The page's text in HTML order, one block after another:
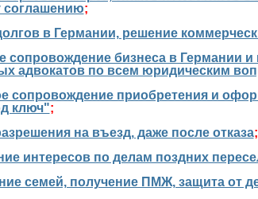
соглашению;
в Германии, решение
сопровождение бизнеса в Германии и
адвокатов по всем юридическим
сопровождение приобретения и
ключ";
на въезд, даже после отказа;
интересов по делам поздних
семей, получение ПМЖ, защита от